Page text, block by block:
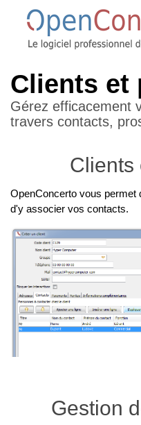
Clients et
Gérez efficacement
travers contacts,
Clients
OpenConcerto vous permet
d'y associer vos contacts.
Gestion